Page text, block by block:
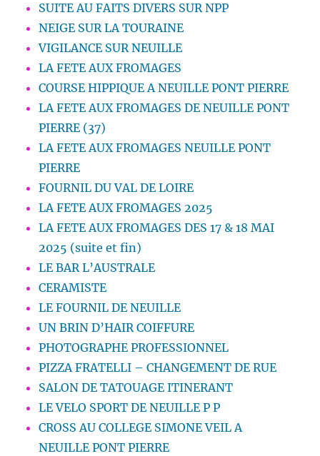
SUITE AU FAITS DIVERS SUR NPP
NEIGE SUR LA TOURAINE
VIGILANCE SUR NEUILLE
LA FETE AUX FROMAGES
COURSE HIPPIQUE A NEUILLE PONT PIERRE
LA FETE AUX FROMAGES DE NEUILLE PONT
PIERRE (37)
LA FETE AUX FROMAGES NEUILLE PONT
PIERRE
FOURNIL DU VAL DE LOIRE
LA FETE AUX FROMAGES 2025
LA FETE AUX FROMAGES DES 17 & 18 MAI
2025 (suite et fin)
LE BAR L’AUSTRALE
CERAMISTE
LE FOURNIL DE NEUILLE
UN BRIN D’HAIR COIFFURE
PHOTOGRAPHE PROFESSIONNEL
PIZZA FRATELLI – CHANGEMENT DE RUE
SALON DE TATOUAGE ITINERANT
LE VELO SPORT DE NEUILLE P P
CROSS AU COLLEGE SIMONE VEIL A
NEUILLE PONT PIERRE